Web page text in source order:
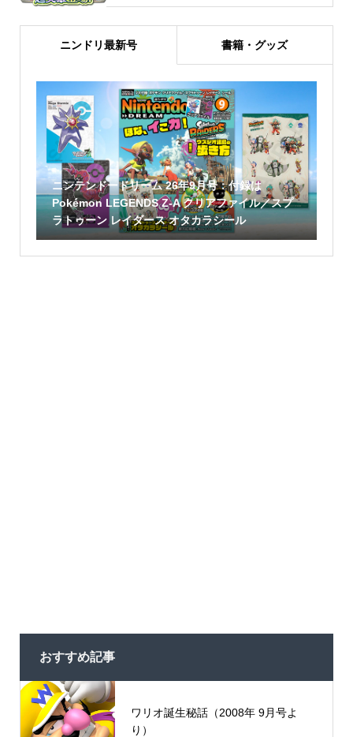
ニンドリ最新号 書籍・グッズ
ニンテンドードリーム 26年9月号：付録は
Pokémon LEGENDS Z-A クリアファイル／スプ
ラトゥーン レイダース オタカラシール
おすすめ記事
ワリオ誕生秘話（2008年 9月号よ
り）